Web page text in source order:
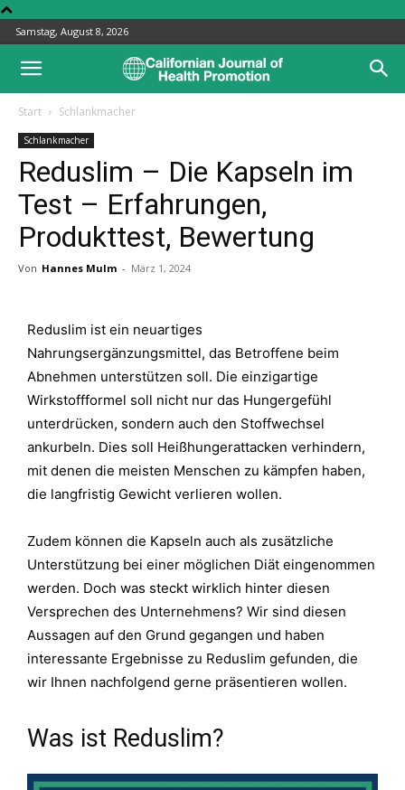
Samstag, August 8, 2026
Start Schlankmacher
Schlankmacher
Reduslim – Die Kapseln im
Test – Erfahrungen,
Produkttest, Bewertung
Von Hannes Mulm - März 1, 2024
Reduslim ist ein neuartiges
Nahrungsergänzungsmittel, das Betroffene beim
Abnehmen unterstützen soll. Die einzigartige
Wirkstoffformel soll nicht nur das Hungergefühl
unterdrücken, sondern auch den Stoffwechsel
ankurbeln. Dies soll Heißhungerattacken verhindern,
mit denen die meisten Menschen zu kämpfen haben,
die langfristig Gewicht verlieren wollen.
Zudem können die Kapseln auch als zusätzliche
Unterstützung bei einer möglichen Diät eingenommen
werden. Doch was steckt wirklich hinter diesen
Versprechen des Unternehmens? Wir sind diesen
Aussagen auf den Grund gegangen und haben
interessante Ergebnisse zu Reduslim gefunden, die
wir Ihnen nachfolgend gerne präsentieren wollen.
Was ist Reduslim?